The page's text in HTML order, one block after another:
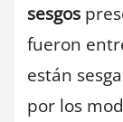
sesgos
fueron
están
por los